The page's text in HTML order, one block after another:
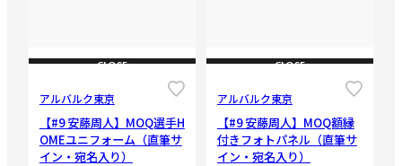
CLOSE
アルバルク東京
【#9 安藤周人】MOQ選手H
OMEユニフォーム（直筆サ
イン・宛名入り）
CLOSE
アルバルク東京
【#9 安藤周人】MOQ額縁
付きフォトパネル（直筆サ
イン・宛名入り）